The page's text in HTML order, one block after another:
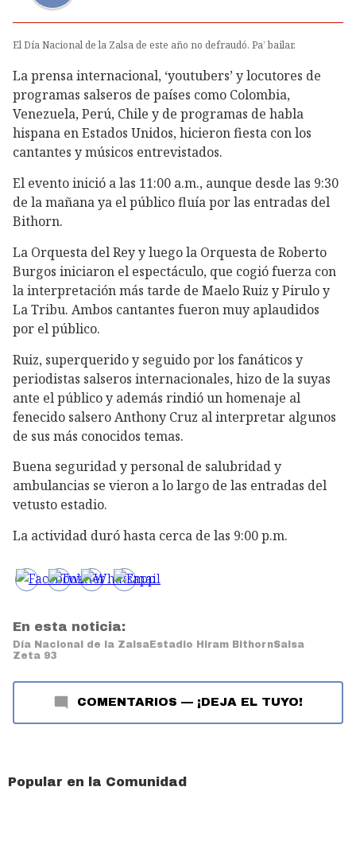
El Día Nacional de la Zalsa de este año no defraudó. Pa’ bailar.
La prensa internacional, ‘youtubers’ y locutores de
programas salseros de países como Colombia,
Venezuela, Perú, Chile y de programas de habla
hispana en Estados Unidos, hicieron fiesta con los
cantantes y músicos entrevistados.
El evento inició a las 11:00 a.m., aunque desde las 9:30
de la mañana ya el público fluía por las entradas del
Bithorn.
La Orquesta del Rey y luego la Orquesta de Roberto
Burgos iniciaron el espectáculo, que cogió fuerza con
la interpretación más tarde de Maelo Ruiz y Pirulo y
La Tribu. Ambos cantantes fueron muy aplaudidos
por el público.
Ruiz, superquerido y seguido por los fanáticos y
periodistas salseros internacionales, hizo de la suyas
ante el público y además rindió un homenaje al
fenecido salsero Anthony Cruz al interpretar algunos
de sus más conocidos temas.
Buena seguridad y personal de salubridad y
ambulancias se vieron a lo largo de las entradas del
vetusto estadio.
La actividad duró hasta cerca de las 9:00 p.m.
En esta noticia:
Día Nacional de la Zalsa Estadio Hiram BithornSalsa
Zeta 93
COMENTARIOS — ¡DEJA EL TUYO!
Popular en la Comunidad